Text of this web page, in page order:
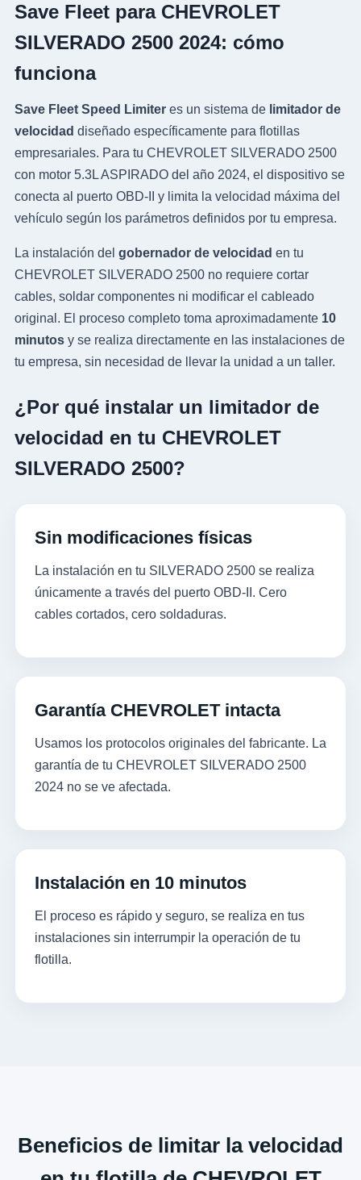
Save Fleet para CHEVROLET
SILVERADO 2500 2024: cómo
funciona
Save Fleet Speed Limiteres un sistema de limitador de
velocidad diseñado específicamente para flotillas
empresariales. Para tu CHEVROLET SILVERADO 2500
con motor 5.3L ASPIRADO del año 2024, el dispositivo se
conecta al puerto OBD-II y limita la velocidad máxima del
vehículo según los parámetros definidos por tu empresa.
La instalación del gobernador de velocidad en tu
CHEVROLET SILVERADO 2500 no requiere cortar
cables, soldar componentes ni modificar el cableado
original. El proceso completo toma aproximadamente 10
minutosy se realiza directamente en las instalaciones de
tu empresa, sin necesidad de llevar la unidad a un taller.
¿Por qué instalar un limitador de
velocidad en tu CHEVROLET
SILVERADO 2500?
Sin modificaciones físicas
La instalación en tu SILVERADO 2500 se realiza
únicamente a través del puerto OBD-II. Cero
cables cortados, cero soldaduras.
Garantía CHEVROLET intacta
Usamos los protocolos originales del fabricante. La
garantía de tu CHEVROLET SILVERADO 2500
2024 no se ve afectada.
Instalación en 10 minutos
El proceso es rápido y seguro, se realiza en tus
instalaciones sin interrumpir la operación de tu
flotilla.
Beneficios de limitar la velocidad